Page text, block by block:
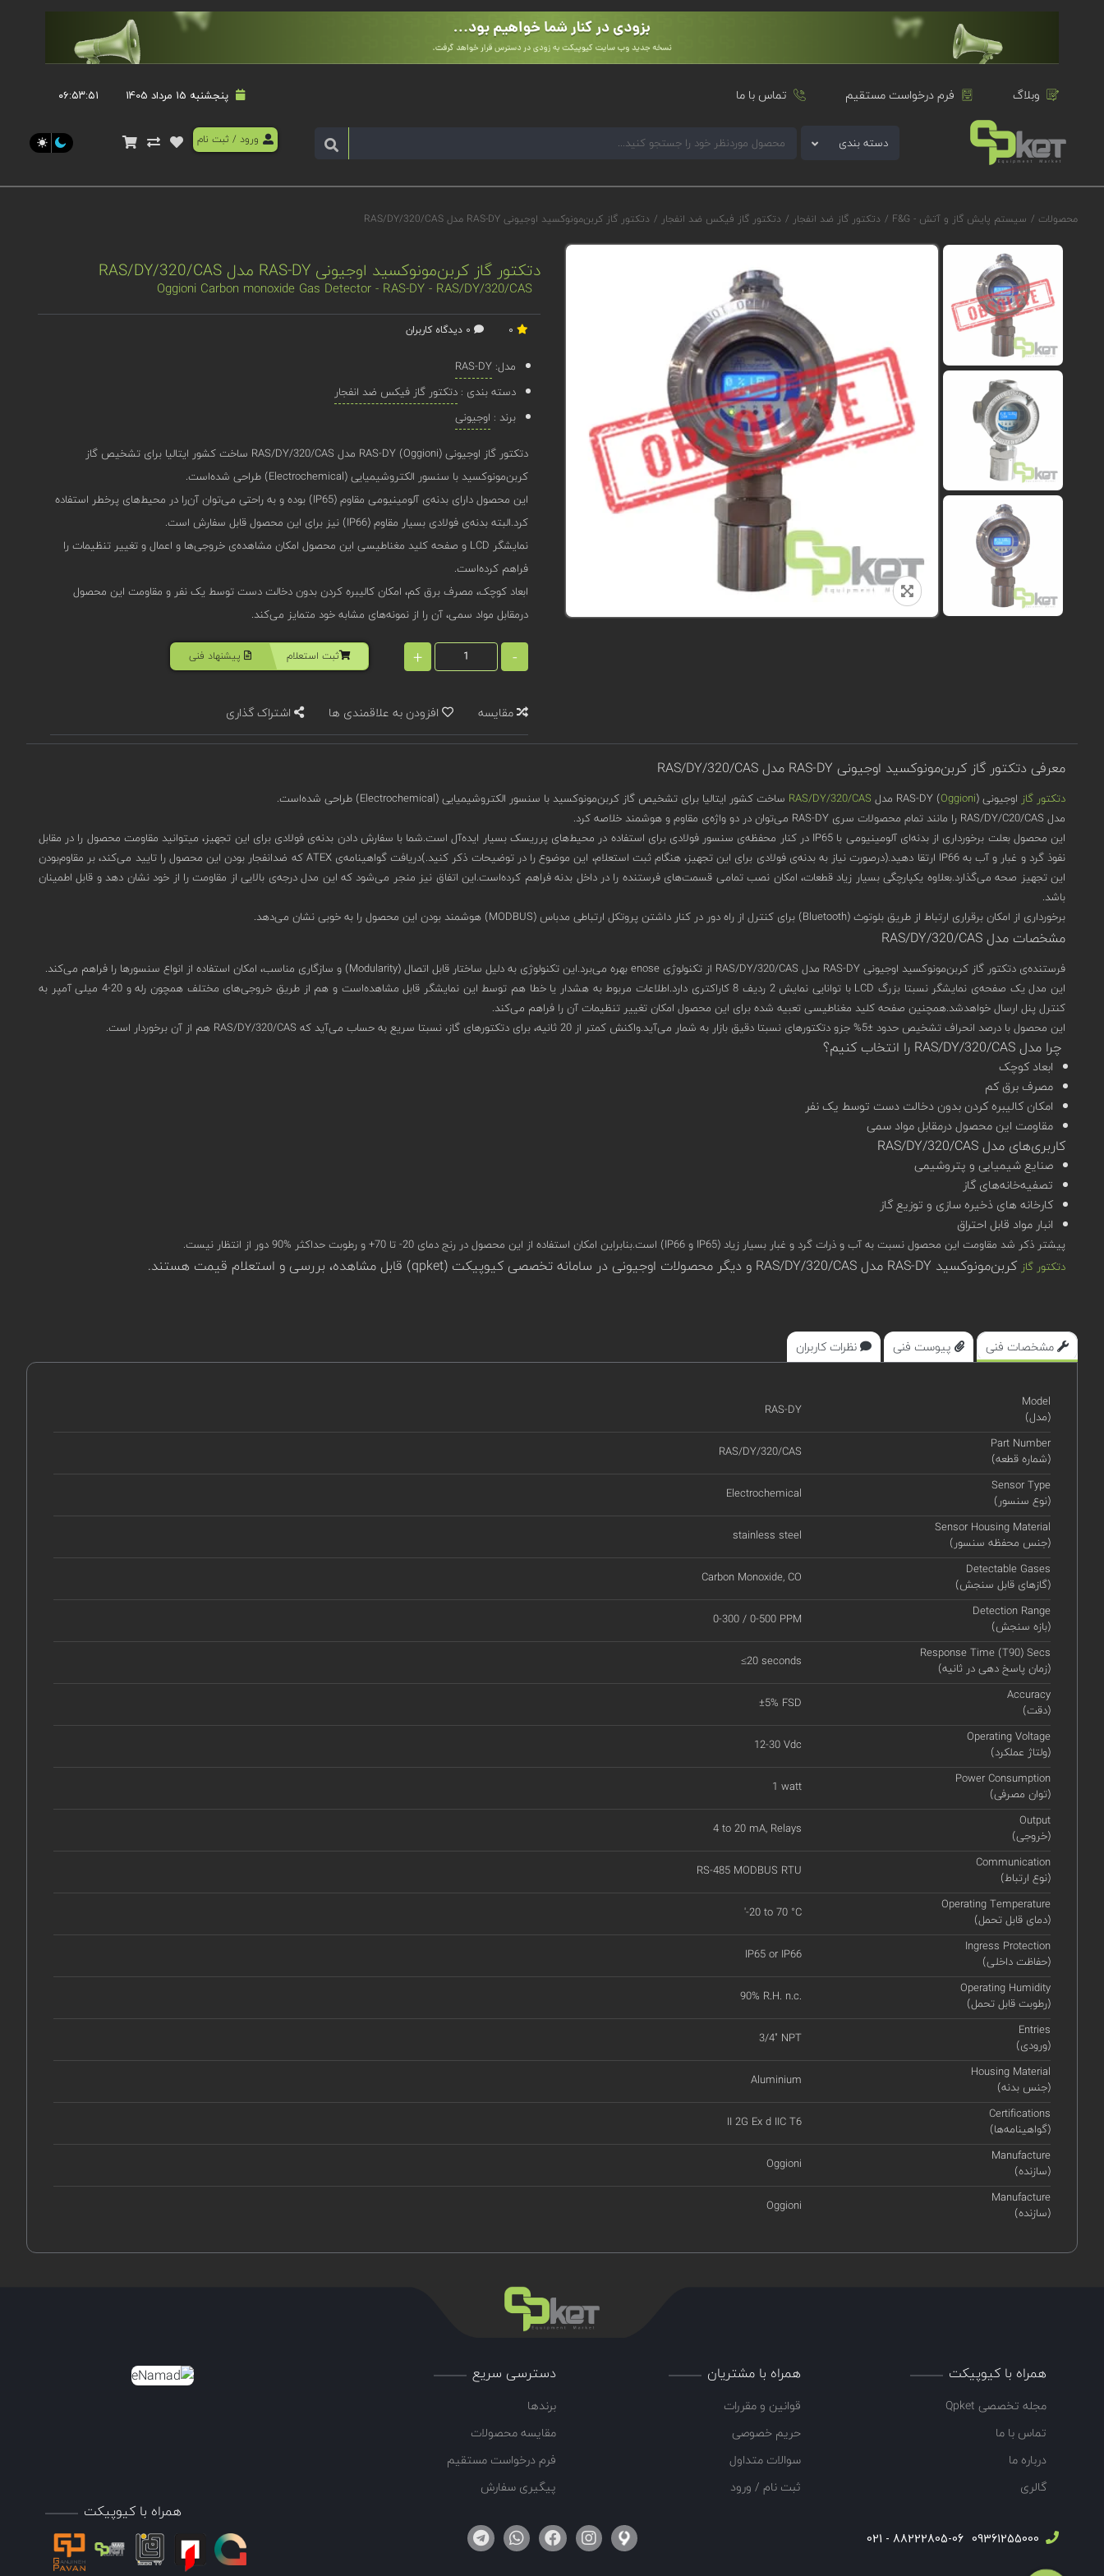
وبلاگ فرم درخواست مستقیم تماس با ما پنجشنبه 15 مرداد 1405 ۰۶:۵۳:۵۲
دسته بندی ورود / ثبت نام
محصولات / سیستم پایش گاز و آتش - F&G / دتکتور گاز ضد انفجار / دتکتور گاز فیکس ضد انفجار / دتکتور گاز کربن‌مونوکسید اوجیونی RAS-DY مدل RAS/DY/320/CAS
دتکتور گاز کربن‌مونوکسید اوجیونی RAS-DY مدل RAS/DY/320/CAS
Oggioni Carbon monoxide Gas Detector - RAS-DY - RAS/DY/320/CAS
مدل: RAS-DY
دسته بندی : دتکتور گاز فیکس ضد انفجار
برند : اوجیونی
دتکتور گاز اوجیونی (Oggioni) RAS-DY مدل RAS/DY/320/CAS ساخت کشور ایتالیا برای تشخیص گاز
کربن‌مونوکسید با سنسور الکتروشیمیایی (Electrochemical) طراحی شده‌است.
این محصول دارای بدنه‌‌ی آلومینیومی مقاوم (IP65) بوده و به راحتی می‌توان آن‌را در محیط‌های پرخطر استفاده
کرد.البته بدنه‌ی فولادی بسیار مقاوم (IP66) نیز برای این محصول قابل سفارش است.
نمایشگر LCD و صفحه کلید مغناطیسی این محصول امکان مشاهده‌ی خروجی‌ها و اعمال و تغییر تنظیمات را
فراهم کرده‌است.
ابعاد کوچک، مصرف برق کم، امکان کالیبره کردن بدون دخالت دست توسط یک نفر و مقاومت این محصول
درمقابل مواد سمی، آن را از نمونه‌های مشابه خود متمایز می‌کند.
-
+ ثبت استعلام پیشنهاد فنی
مقایسه افزودن به علاقمندی ها اشتراک گذاری
معرفی دتکتور گاز کربن‌مونوکسید اوجیونی RAS-DY مدل RAS/DY/320/CAS
دتکتور گاز اوجیونی (Oggioni) RAS-DY مدل RAS/DY/320/CAS ساخت کشور ایتالیا برای تشخیص گاز کربن‌مونوکسید با سنسور الکتروشیمیایی (Electrochemical) طراحی شده‌است.
مدل RAS/DY/C20/CAS را مانند تمام محصولات سری RAS-DY می‌توان در دو واژه‌ی مقاوم و هوشمند خلاصه کرد.
این محصول بعلت برخورداری از بدنه‌ای آلومینیومی با IP65 در کنار محفظه‌ی سنسور فولادی برای استفاده در محیط‌های پرریسک بسیار ایده‌آل است.شما با سفارش دادن بدنه‌ی فولادی برای این تجهیز، میتوانید مقاومت محصول را در مقابل
نفوذ گرد و غبار و آب به IP66 ارتقا دهید.(درصورت نیاز به بدنه‌ی فولادی برای این تجهیز، هنگام ثبت استعلام، این موضوع را در توضیحات ذکر کنید.)دریافت گواهینامه‌‌ی ATEX که ضدانفجار بودن این محصول را تایید می‌کند، بر مقاوم‌بودن
این تجهیز صحه می‌گذارد.بعلاوه یکپارچگی بسیار زیاد قطعات، امکان نصب تمامی قسمت‌های فرستنده را در داخل بدنه فراهم کرده‌است.این اتفاق نیز منجر می‌شود که این مدل درجه‌ی بالایی از مقاومت را از خود نشان دهد و قابل اطمینان
باشد.
برخورداری از امکان برقراری ارتباط از طریق بلوتوث (Bluetooth) برای کنترل از راه دور در کنار داشتن پروتکل ارتباطی مدباس (MODBUS) هوشمند بودن این محصول را به خوبی نشان می‌دهد.
مشخصات مدل RAS/DY/320/CAS
فرستنده‌ی دتکتور گاز کربن‌مونوکسید اوجیونی RAS-DY مدل RAS/DY/320/CAS از تکنولوژی enose بهره‌ می‌برد.این تکنولوژی به دلیل ساختار قابل اتصال (Modularity) و سازگاری مناسب، امکان استفاده از انواع سنسورها را فراهم می‌کند.
این مدل یک صفحه‌ی نمایشگر نسبتا بزرگ LCD با توانایی نمایش 2 ردیف 8 کاراکتری دارد.اطلاعات مربوط به هشدار یا خطا هم توسط این نمایشگر قابل مشاهده‌است و هم از طریق خروجی‌های مختلف همچون رله‌ و 20-4 میلی آمپر به
کنترل پنل ارسال خواهدشد.همچنین صفحه کلید مغناطیسی تعبیه شده برای این محصول امکان تغییر تنظیمات آن را فراهم می‌کند.
این محصول با درصد انحراف تشخیص حدود ±5% جزو دتکتورهای نسبتا دقیق بازار به شمار می‌آید.واکنش کمتر از 20 ثانیه، برای دتکتورهای گاز، نسبتا سریع به حساب می‌آید که RAS/DY/320/CAS هم از آن برخوردار است.
چرا مدل RAS/DY/320/CAS را انتخاب کنیم؟
ابعاد کوچک
مصرف برق کم
امکان کالیبره کردن بدون دخالت دست توسط یک نفر
مقاومت این محصول درمقابل مواد سمی
کاربری‌های مدل RAS/DY/320/CAS
صنایع شیمیایی و پتروشیمی
تصفیه‌خانه‌های گاز
کارخانه های ذخیره سازی و توزیع گاز
انبار مواد قابل احتراق
پیشتر ذکر شد مقاومت این محصول نسبت به آب و ذرات گرد و غبار بسیار زیاد (IP65 و IP66) است.بنابراین امکان استفاده از این محصول در رنج دمای 20- تا 70+ و رطوبت حداکثر %90 دور از انتظار نیست.
دتکتور گاز کربن‌مونوکسید RAS-DY مدل RAS/DY/320/CAS و دیگر محصولات اوجیونی در سامانه تخصصی کیوپیکت (qpket) قابل مشاهده، بررسی و استعلام قیمت هستند.
مشخصات فنی پیوست فنی نظرات کاربران
Model
(مدل)
RAS-DY
Part Number
(شماره قطعه)
RAS/DY/320/CAS
Sensor Type
(نوع سنسور)
Electrochemical
Sensor Housing Material
(جنس محفظه سنسور)
stainless steel
Detectable Gases
(گازهای قابل سنجش)
Carbon Monoxide, CO
Detection Range
(بازه سنجش)
0-300 / 0-500 PPM
Response Time (T90) Secs
(زمان پاسخ دهی در ثانیه)
≤20 seconds
Accuracy
(دقت)
±5% FSD
Operating Voltage
(ولتاژ عملکرد)
12-30 Vdc
Power Consumption
(توان مصرفی)
1 watt
Output
(خروجی)
4 to 20 mA, Relays
Communication
(نوع ارتباط)
RS-485 MODBUS RTU
Operating Temperature
(دمای قابل تحمل)
'-20 to 70 °C
Ingress Protection
(حفاظت داخلی)
IP65 or IP66
Operating Humidity
(رطوبت قابل تحمل)
90% R.H. n.c.
Entries
(ورودی)
3/4" NPT
Housing Material
(جنس بدنه)
Aluminium
Certifications
(گواهینامه‌ها)
II 2G Ex d IIC T6
Manufacture
(سازنده)
Oggioni
Manufacture
(سازنده)
Oggioni
همراه با کیوپیکت
مجله تخصصی Qpket
تماس با ما
درباره ما
گالری
همراه با مشتریان
قوانین و مقررات
حریم خصوصی
سوالات متداول
ثبت نام / ورود
دسترسی سریع
برندها
مقایسه محصولات
فرم درخواست مستقیم
پیگیری سفارش
09361255000
88222805-06 - 021
همراه با کیوپیکت